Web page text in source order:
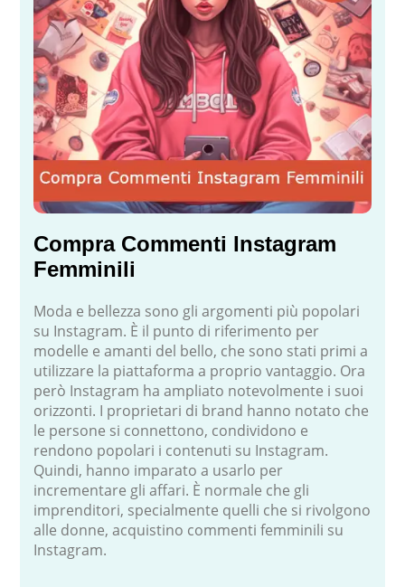
Compra Commenti Instagram
Femminili
Moda e bellezza sono gli argomenti più popolari
su Instagram. È il punto di riferimento per
modelle e amanti del bello, che sono stati primi a
utilizzare la piattaforma a proprio vantaggio. Ora
però Instagram ha ampliato notevolmente i suoi
orizzonti. I proprietari di brand hanno notato che
le persone si connettono, condividono e
rendono popolari i contenuti su Instagram.
Quindi, hanno imparato a usarlo per
incrementare gli affari. È normale che gli
imprenditori, specialmente quelli che si rivolgono
alle donne, acquistino commenti femminili su
Instagram.